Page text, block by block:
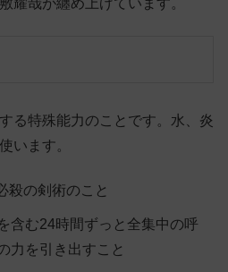
耀哉が纏め上げています。
る特殊能力のことです。水、炎
います。
殺の剣術のこと
含む24時間ずっと全集中の呼
力を引き出すこと